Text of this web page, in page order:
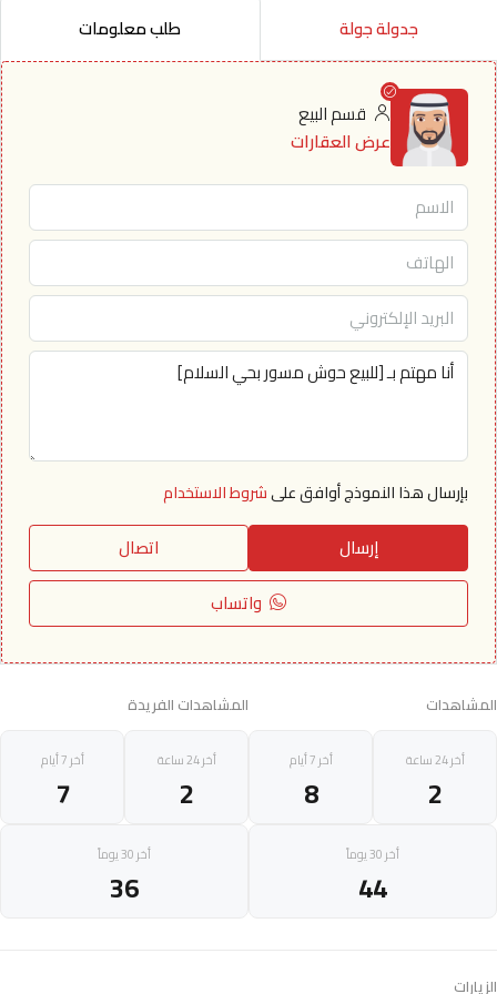
جدولة جولة طلب معلومات
قسم البيع
عرض العقارات
بإرسال هذا النموذج أوافق علىشروط الاستخدام
إرسال
اتصال
واتساب
المشاهدات
أخر 24 ساعة
2
أخر 7 أيام
8
أخر 30 يوماً
44
المشاهدات الفريدة
أخر 24 ساعة
2
أخر 7 أيام
7
أخر 30 يوماً
36
الزيارات